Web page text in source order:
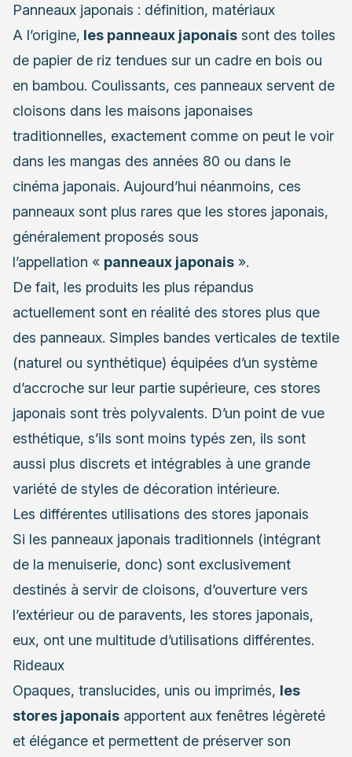
Panneaux japonais : définition, matériaux
A l’origine, les panneaux japonais sont des toiles
de papier de riz tendues sur un cadre en bois ou
en bambou. Coulissants, ces panneaux servent de
cloisons dans les maisons japonaises
traditionnelles, exactement comme on peut le voir
dans les mangas des années 80 ou dans le
cinéma japonais. Aujourd’hui néanmoins, ces
panneaux sont plus rares que les stores japonais,
généralement proposés sous
l’appellation « panneaux japonais ».
De fait, les produits les plus répandus
actuellement sont en réalité des stores plus que
des panneaux. Simples bandes verticales de textile
(naturel ou synthétique) équipées d’un système
d’accroche sur leur partie supérieure, ces stores
japonais sont très polyvalents. D’un point de vue
esthétique, s’ils sont moins typés zen, ils sont
aussi plus discrets et intégrables à une grande
variété de styles de décoration intérieure.
Les différentes utilisations des stores japonais
Si les panneaux japonais traditionnels (intégrant
de la menuiserie, donc) sont exclusivement
destinés à servir de cloisons, d’ouverture vers
l’extérieur ou de paravents, les stores japonais,
eux, ont une multitude d’utilisations différentes.
Rideaux
Opaques, translucides, unis ou imprimés, les
stores japonais apportent aux fenêtres légèreté
et élégance et permettent de préserver son